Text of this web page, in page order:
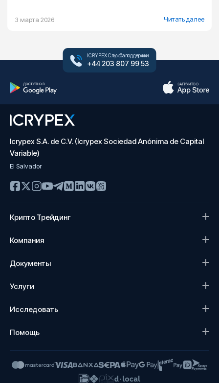
3 марта 2026 Читать далее
ICRYPEX Служба поддержки
+44 203 807 99 53
Icrypex S.A. de C.V. (Icrypex Sociedad Anónima de Capital
Variable)
El Salvador
Крипто Трейдинг
Компания
Документы
Услуги
Исследовать
Помощь